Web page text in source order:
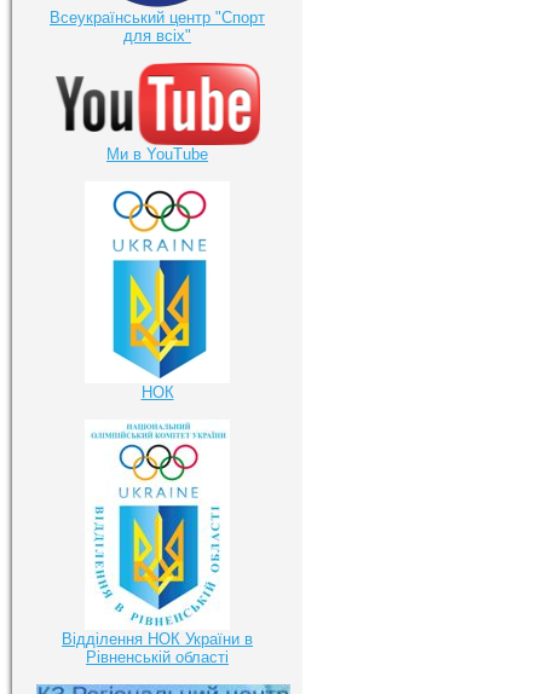
Всеукраїнський центр "Спорт
для всіх"
Ми в YouTube
НОК
Відділення НОК України в
Рівненській області